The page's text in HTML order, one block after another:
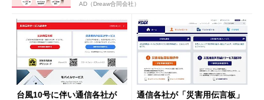
AD（Dreaw合同会社）
台風10号に伴い通信各社が
通信各社が「災害用伝言板」